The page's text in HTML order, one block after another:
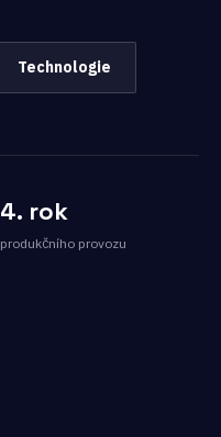
Technologie
4. rok
produkčního provozu